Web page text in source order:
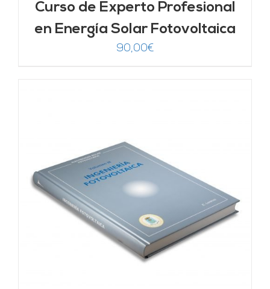
Curso de Experto Profesional
en Energía Solar Fotovoltaica
90,00€